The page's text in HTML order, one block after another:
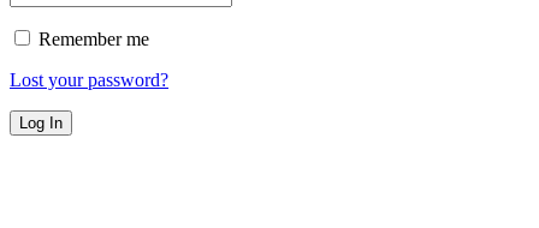
Remember me
Lost your password?